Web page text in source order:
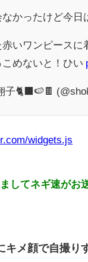
かったけど今日
いワンピースに
めないと！ひい
🐈‍⬛🍉🍫
widgets.js
してネギ速がお
キメ顔で自撮り